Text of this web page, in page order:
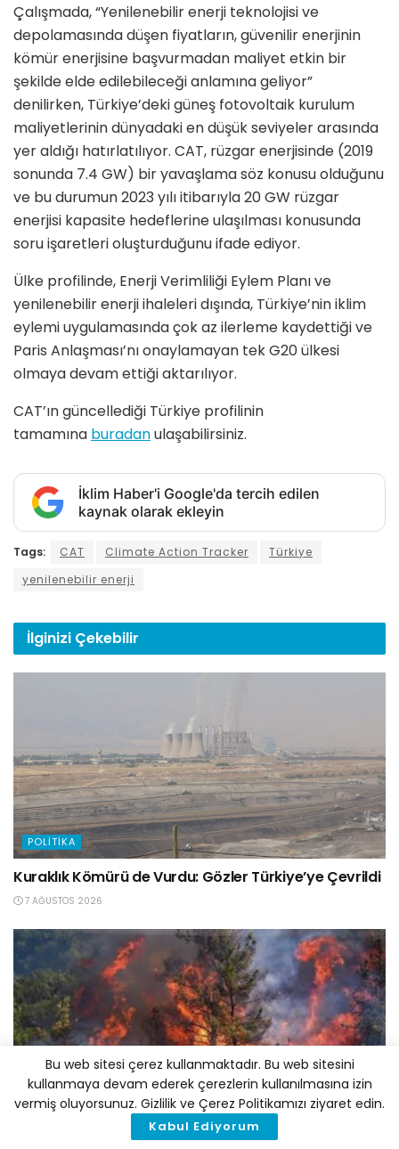
Çalışmada, “Yenilenebilir enerji teknolojisi ve
depolamasında düşen fiyatların, güvenilir enerjinin
kömür enerjisine başvurmadan maliyet etkin bir
şekilde elde edilebileceği anlamına geliyor”
denilirken, Türkiye’deki güneş fotovoltaik kurulum
maliyetlerinin dünyadaki en düşük seviyeler arasında
yer aldığı hatırlatılıyor. CAT, rüzgar enerjisinde (2019
sonunda 7.4 GW) bir yavaşlama söz konusu olduğunu
ve bu durumun 2023 yılı itibarıyla 20 GW rüzgar
enerjisi kapasite hedeflerine ulaşılması konusunda
soru işaretleri oluşturduğunu ifade ediyor.
Ülke profilinde, Enerji Verimliliği Eylem Planı ve
yenilenebilir enerji ihaleleri dışında, Türkiye’nin iklim
eylemi uygulamasında çok az ilerleme kaydettiği ve
Paris Anlaşması’nı onaylamayan tek G20 ülkesi
olmaya devam ettiği aktarılıyor.
CAT’ın güncellediği Türkiye profilinin
tamamına buradanulaşabilirsiniz.
İklim Haber'i Google'da tercih edilen
kaynak olarak ekleyin
Tags: CAT Climate Action Tracker
Türkiye
yenilenebilir enerji
İlginizi Çekebilir
POLITIKA
Kuraklık Kömürü de Vurdu: Gözler Türkiye’ye Çevrildi
7 AĞUSTOS 2026
POLITIKA
81 İlde “İl İklim Değişikliği Koordinasyon Kurulu”
Bu web sitesi çerez kullanmaktadır. Bu web sitesini
kullanmaya devam ederek çerezlerin kullanılmasına izin
vermiş oluyorsunuz. Gizlilik ve Çerez Politikamızı ziyaret edin.
Kabul Ediyorum